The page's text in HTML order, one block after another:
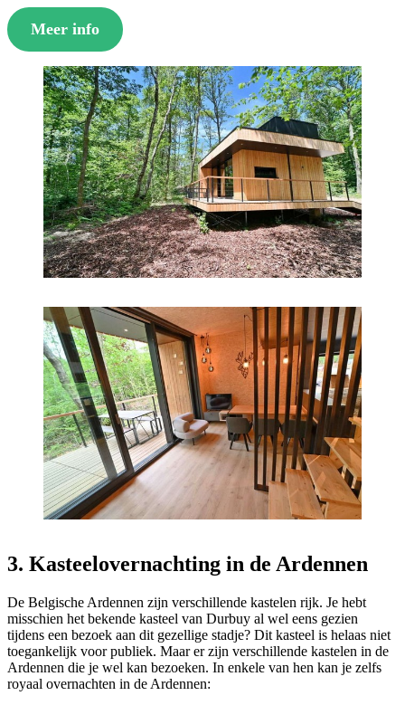
Meer info
3. Kasteelovernachting in de Ardennen
De Belgische Ardennen zijn verschillende kastelen rijk. Je hebt
misschien het bekende kasteel van Durbuy al wel eens gezien
tijdens een bezoek aan dit gezellige stadje? Dit kasteel is helaas niet
toegankelijk voor publiek. Maar er zijn verschillende kastelen in de
Ardennen die je wel kan bezoeken. In enkele van hen kan je zelfs
royaal overnachten in de Ardennen: